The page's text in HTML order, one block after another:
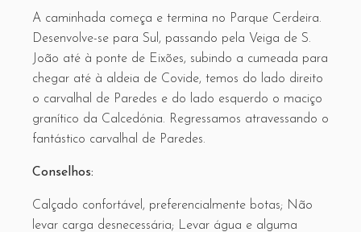
A caminhada começa e termina no Parque Cerdeira.
Desenvolve-se para Sul, passando pela Veiga de S.
João até à ponte de Eixões, subindo a cumeada para
chegar até à aldeia de Covide, temos do lado direito
o carvalhal de Paredes e do lado esquerdo o maciço
granítico da Calcedónia. Regressamos atravessando o
fantástico carvalhal de Paredes.
Conselhos:
Calçado confortável, preferencialmente botas; Não
levar carga desnecessária; Levar água e alguma